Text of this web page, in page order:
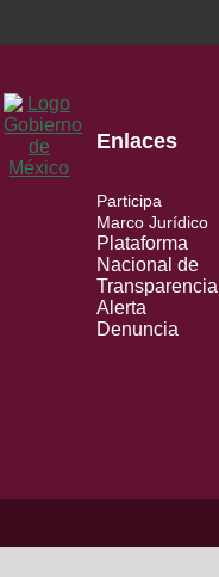
Enlaces
Participa
Marco Jurídico
Plataforma
Nacional de
Transparencia
Alerta
Denuncia